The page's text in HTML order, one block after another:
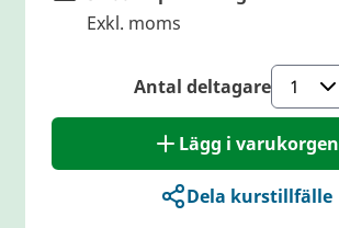
Exkl. moms
Antal deltagare
Lägg i varukorgen
Dela kurstillfälle